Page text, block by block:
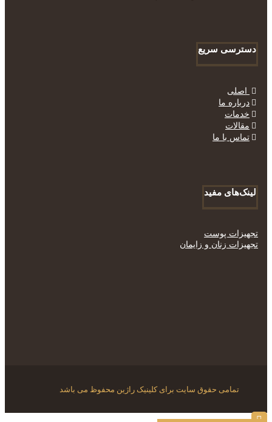
دسترسی سریع
اصلی
درباره ما
خدمات
مقالات
تماس با ما
لینک‌های مفید
تجهیزات پوست
تجهیزات زنان و زایمان
تمامی حقوق سایت برای کلینیک راژین محفوظ می باشد